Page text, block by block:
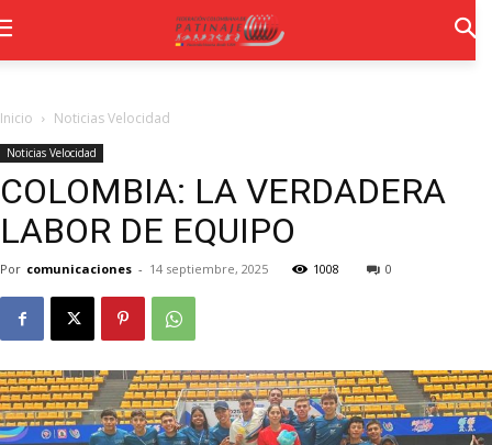
Inicio Noticias Velocidad
Noticias Velocidad
COLOMBIA: LA VERDADERA
LABOR DE EQUIPO
Por comunicaciones - 14 septiembre, 2025 1008 0